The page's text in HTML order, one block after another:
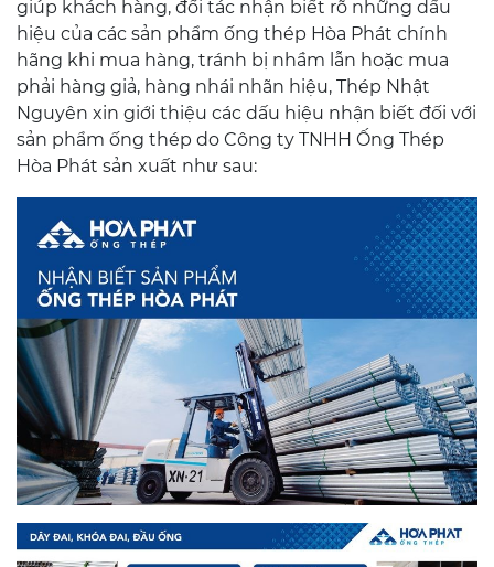
giúp khách hàng, đối tác nhận biết rõ những dấu
hiệu của các sản phẩm ống thép Hòa Phát chính
hãng khi mua hàng, tránh bị nhầm lẫn hoặc mua
phải hàng giả, hàng nhái nhãn hiệu, Thép Nhật
Nguyên xin giới thiệu các dấu hiệu nhận biết đối với
sản phẩm ống thép do Công ty TNHH Ống Thép
Hòa Phát sản xuất như sau: